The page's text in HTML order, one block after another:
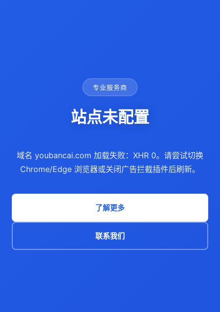
专业服务商
站点未配置
域名 youbancai.com 加载失败：XHR 0。请尝试切换
Chrome/Edge 浏览器或关闭广告拦截插件后刷新。
了解更多
联系我们